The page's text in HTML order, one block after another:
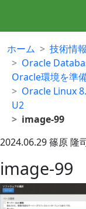
ホーム 技術情報
Oracle
Oracle環境を準
Oracle Linux
U2
image-99
2024.06.29篠原 隆
image-99